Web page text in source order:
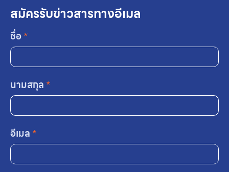
สมัครรับข่าวสารทางอีเมล
ชื่อ*
นามสกุล *
อีเมล *